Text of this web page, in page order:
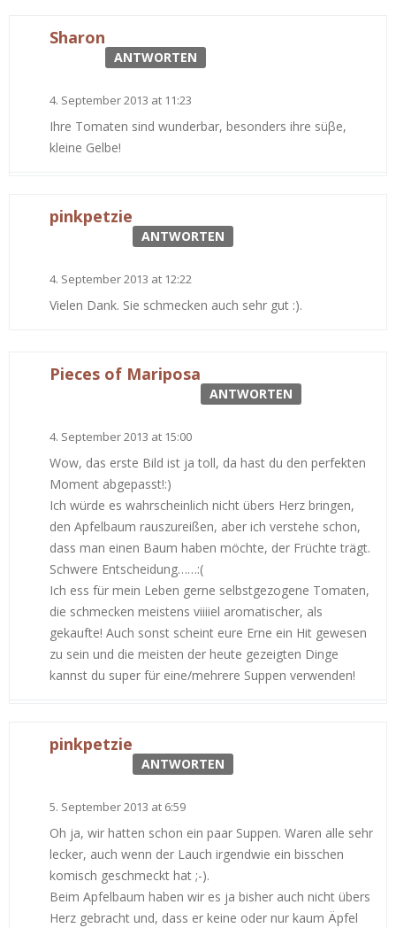
Sharon
ANTWORTEN
4. September 2013 at 11:23
Ihre Tomaten sind wunderbar, besonders ihre süβe,
kleine Gelbe!
pinkpetzie
ANTWORTEN
4. September 2013 at 12:22
Vielen Dank. Sie schmecken auch sehr gut :).
Pieces of Mariposa
ANTWORTEN
4. September 2013 at 15:00
Wow, das erste Bild ist ja toll, da hast du den perfekten
Moment abgepasst!:)
Ich würde es wahrscheinlich nicht übers Herz bringen,
den Apfelbaum rauszureißen, aber ich verstehe schon,
dass man einen Baum haben möchte, der Früchte trägt.
Schwere Entscheidung……:(
Ich ess für mein Leben gerne selbstgezogene Tomaten,
die schmecken meistens viiiiel aromatischer, als
gekaufte! Auch sonst scheint eure Erne ein Hit gewesen
zu sein und die meisten der heute gezeigten Dinge
kannst du super für eine/mehrere Suppen verwenden!
pinkpetzie
ANTWORTEN
5. September 2013 at 6:59
Oh ja, wir hatten schon ein paar Suppen. Waren alle sehr
lecker, auch wenn der Lauch irgendwie ein bisschen
komisch geschmeckt hat ;-).
Beim Apfelbaum haben wir es ja bisher auch nicht übers
Herz gebracht und, dass er keine oder nur kaum Äpfel